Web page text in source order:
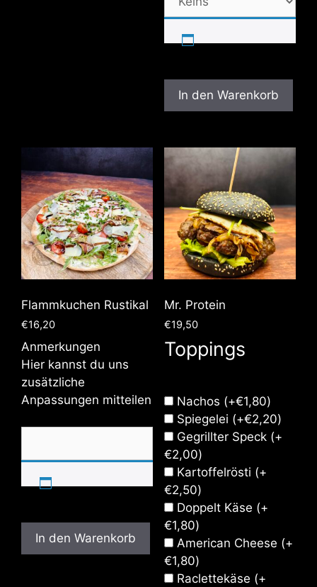
In den Warenkorb
Flammkuchen Rustikal
€16,20
Anmerkungen
Hier kannst du uns
zusätzliche
Anpassungen mitteilen
In den Warenkorb
Mr. Protein
€19,50
Toppings
Nachos (+€1,80)
Spiegelei (+€2,20)
Gegrillter Speck (+
€2,00)
Kartoffelrösti (+
€2,50)
Doppelt Käse (+
€1,80)
American Cheese (+
€1,80)
Raclettekäse (+